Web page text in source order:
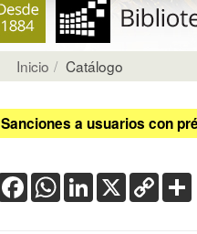
Inicio Catálogo
Sanciones a usuarios con
FacebookWhatsApp
LinkedIn
X Copy
Link